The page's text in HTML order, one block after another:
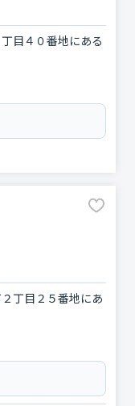
目４０番地にある
丁目２５番地にあ